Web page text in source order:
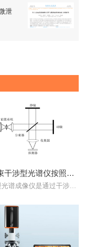
泄
双光束干涉型光谱仪按照调制方式不同可分为哪些类型？